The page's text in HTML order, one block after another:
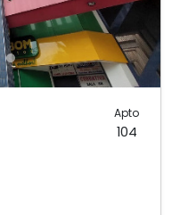
Apto
104